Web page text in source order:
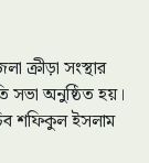
ক্রীড়া সংস্থার
সভা অনুষ্ঠিত হয়।
শফিকুল ইসলাম